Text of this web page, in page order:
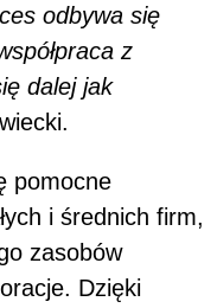
odbywa się
z
dalej jak
pomocne
i średnich firm,
zasobów
Dzięki